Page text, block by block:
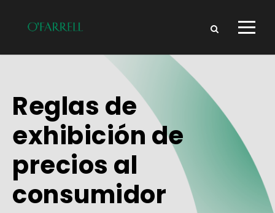
Reglas de
exhibición de
precios al
consumidor